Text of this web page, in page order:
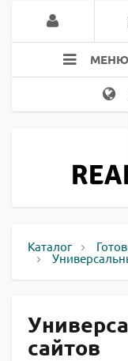
МЕНЮ
Каталог
сайтов